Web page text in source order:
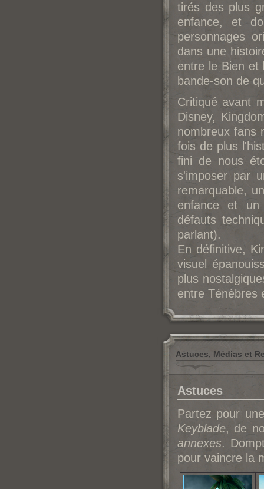
tirés des plus
enfance, et
personnages
dans une
entre le Bien et
bande-son de
Critiqué avant
Disney,
nombreux fans
fois de plus
fini de nous
s'imposer par
remarquable,
enfance et un
défauts
parlant).
En définitive,
visuel
plus
entre Ténèbres
Astuces, Médias et
Astuces
Partez pour
Keyblade, de
annexes.
pour vaincre la